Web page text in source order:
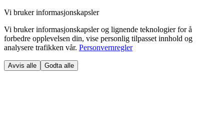
Vi bruker informasjonskapsler
Vi bruker informasjonskapsler og lignende teknologier for å
forbedre opplevelsen din, vise personlig tilpasset innhold og
analysere trafikken vår. Personvernregler
Avvis alle Godta alle